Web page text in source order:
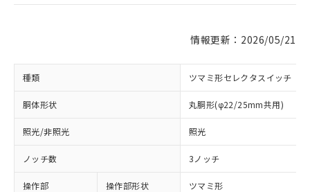
情報更新：2026/05/21
種類 ツマミ形セレクタスイッチ
胴体形状 丸胴形(φ22/25mm共用)
照光/非照光 照光
ノッチ数 3ノッチ
操作部 操作部形状 ツマミ形